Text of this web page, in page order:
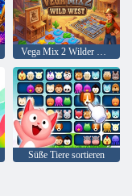
Vega Mix 2 Wilder Westen
Süße Tiere sortieren